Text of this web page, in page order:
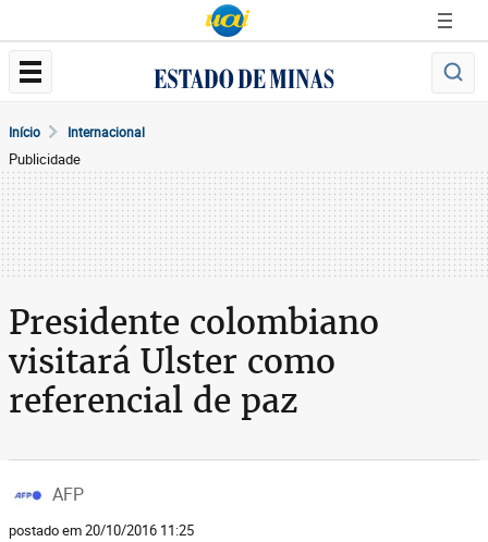
Início Internacional
Publicidade
Presidente colombiano
visitará Ulster como
referencial de paz
AFP
postado em 20/10/2016 11:25